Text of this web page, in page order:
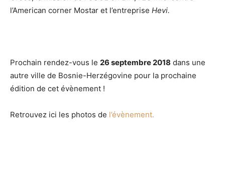
l’American corner Mostar et l’entreprise Hevi.
Prochain rendez-vous le 26 septembre 2018 dans une
autre ville de Bosnie-Herzégovine pour la prochaine
édition de cet évènement !
Retrouvez ici les photos de l’évènement.